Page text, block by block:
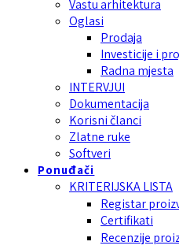
Vastu arhitektura
Oglasi
Prodaja
Investicije i
Radna mjesta
INTERVJUI
Dokumentacija
Korisni članci
Zlatne ruke
Softveri
Ponuđači
KRITERIJSKA LISTA
Registar
Certifikati
Recenzije